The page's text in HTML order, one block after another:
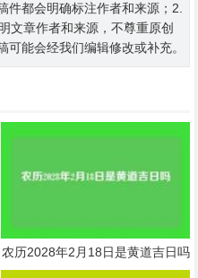
件都会明确标注作者和来源；2.
文章作者和来源，不尊重原创
能会经我们编辑修改或补充。
农历2028年2月18日是黄道吉日吗